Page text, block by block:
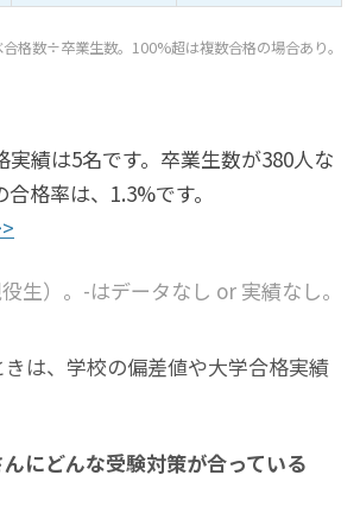
格数÷卒業生数。100%超は複数合格の場合あり。
実績は5名です。卒業生数が380人な
格率は、1.3%です。
生）。-はデータなし or 実績なし。
は、学校の偏差値や大学合格実績
んにどんな受験対策が合っている